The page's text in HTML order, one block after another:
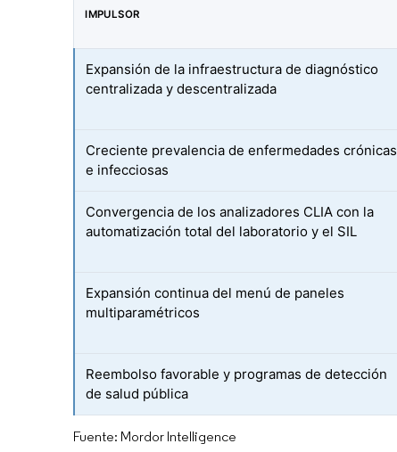
IMPULSOR
Expansión de la infraestructura de diagnóstico
centralizada y descentralizada
Creciente prevalencia de enfermedades crónicas
e infecciosas
Convergencia de los analizadores CLIA con la
automatización total del laboratorio y el SIL
Expansión continua del menú de paneles
multiparamétricos
Reembolso favorable y programas de detección
de salud pública
Fuente: Mordor Intelligence